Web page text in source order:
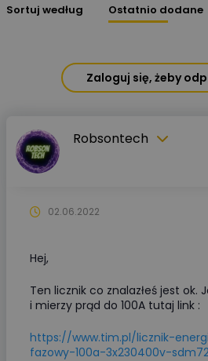
Sortuj według Ostatnio dodane
Zaloguj się, żeby
Robsontech
02.06.2022
Hej,
Ten licznik co znalazłeś jest ok.
i mierzy prąd do 100A tutaj link :
https://www.tim.pl/licznik-
fazowy-100a-3x230400v-